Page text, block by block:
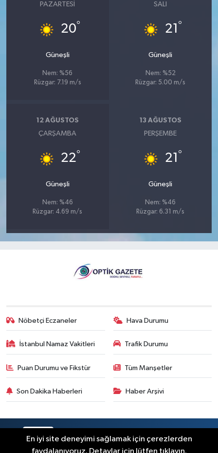
PAZARTESI
20°
Güneşli
Nem: %56
Rüzgar: 7.19 m/s
SALI
21 °
Güneşli
Nem: %52
Rüzgar: 5.00 m/s
12 AĞUSTOS
ÇARŞAMBA
22°
Güneşli
Nem: %46
Rüzgar: 4.69 m/s
13 AĞUSTOS
PERŞEMBE
21 °
Güneşli
Nem: %46
Rüzgar: 6.31 m/s
Nöbetçi Eczaneler Hava Durumu
İstanbul Namaz Vakitleri Trafik Durumu
Puan Durumu ve Fikstür Tüm Manşetler
Son Dakika Haberleri Haber Arşivi
En iyi site deneyimi sağlamak için çerezlerden
faydalanıyoruz. Detaylar için lütfen tıklayın.